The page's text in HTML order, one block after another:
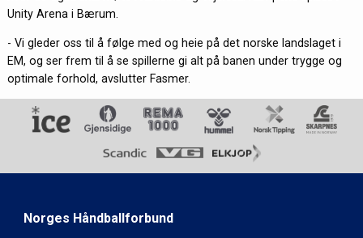
Unity Arena i Bærum.
- Vi gleder oss til å følge med og heie på det norske landslaget i
EM, og ser frem til å se spillerne gi alt på banen under trygge og
optimale forhold, avslutter Fasmer.
Norges Håndballforbund